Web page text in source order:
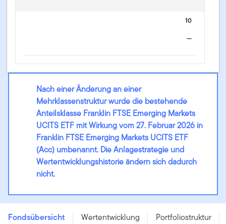
10
—
Nach einer Änderung an einer
Mehrklassenstruktur wurde die bestehende
Anteilsklasse Franklin FTSE Emerging Markets
UCITS ETF mit Wirkung vom 27. Februar 2026 in
Franklin FTSE Emerging Markets UCITS ETF
(Acc) umbenannt. Die Anlagestrategie und
Wertentwicklungshistorie ändern sich dadurch
nicht.
IE0004I037N4
Fondsübersicht Wertentwicklung Portfoliostruktur